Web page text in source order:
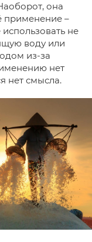
она
применение –
не
воду или
из-за
нет
нет смысла.